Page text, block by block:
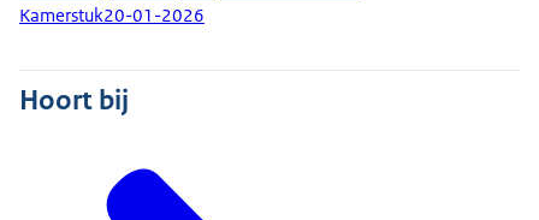
Kamerstuk20-01-2026
Hoort bij